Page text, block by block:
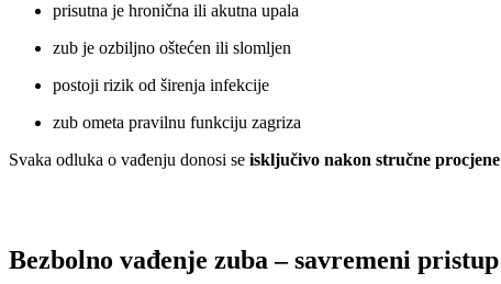
prisutna je hronična ili akutna upala
zub je ozbiljno oštećen ili slomljen
postoji rizik od širenja infekcije
zub ometa pravilnu funkciju zagriza
Svaka odluka o vađenju donosi se isključivo nakon stručne procjene
Bezbolno vađenje zuba – savremeni pristup